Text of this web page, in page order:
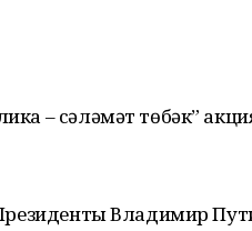
– сәләмәт төбәк”
Президенты Владимир